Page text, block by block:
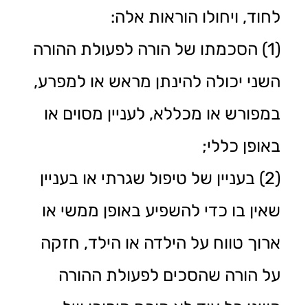
לחוד, ויחולו הוראות אלה:
(1) הסכמתו של הורה לפעולת ההורה
השני יכולה להינתן מראש או למפרע,
במפורש או מכללא, לעניין מסוים או
באופן כללי;
(2) בעניין של טיפול שגרתי או בעניין
שאין בו כדי להשפיע באופן ממשי או
ארוך טווח על הילדה או הילד, חזקה
על הורה שהסכים לפעולת ההורה